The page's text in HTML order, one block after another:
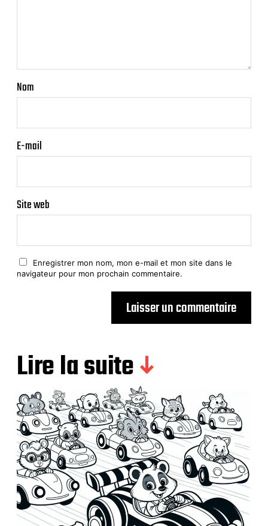
Nom
E-mail
Site web
Enregistrer mon nom, mon e-mail et mon site dans le
navigateur pour mon prochain commentaire.
Lire la suite